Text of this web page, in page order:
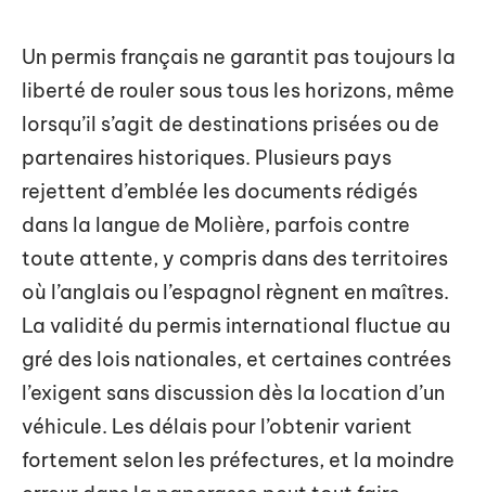
Un permis français ne garantit pas toujours la
liberté de rouler sous tous les horizons, même
lorsqu’il s’agit de destinations prisées ou de
partenaires historiques. Plusieurs pays
rejettent d’emblée les documents rédigés
dans la langue de Molière, parfois contre
toute attente, y compris dans des territoires
où l’anglais ou l’espagnol règnent en maîtres.
La validité du permis international fluctue au
gré des lois nationales, et certaines contrées
l’exigent sans discussion dès la location d’un
véhicule. Les délais pour l’obtenir varient
fortement selon les préfectures, et la moindre